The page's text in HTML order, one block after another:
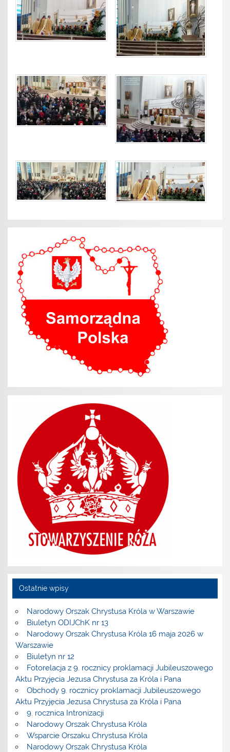
Ostatnie wpisy
Narodowy Orszak Chrystusa Króla w Warszawie
Biuletyn ODIJChK nr 13
Narodowy Orszak Chrystusa Króla 16 maja 2026 w
Warszawie
Biuletyn nr 12
Fotorelacja z 9. rocznicy proklamacji Jubileuszowego
Aktu Przyjęcia Jezusa Chrystusa za Króla i Pana
Obchody 9. rocznicy proklamacji Jubileuszowego
Aktu Przyjęcia Jezusa Chrystusa za Króla i Pana
9. rocznica Intronizacji
Narodowy Orszak Chrystusa Króla
Wsparcie Orszaku Chrystusa Króla
Narodowy Orszak Chrystusa Króla